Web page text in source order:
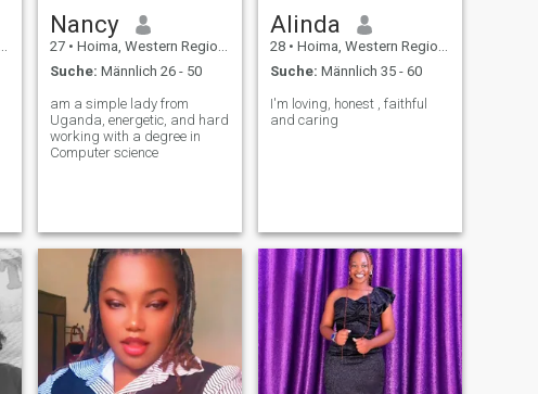
Beziehung Video-Anruf ist ein
Muss bin nicht in Eile der Ehe
Ich muss nur wissen,
Nancy
27 • Hoima, Western Region, Uganda
Suche: Männlich 26 - 50
am a simple lady from
Uganda, energetic, and hard
working with a degree in
Computer science
Alinda
28 • Hoima, Western Region, Uganda
Suche: Männlich 35 - 60
I'm loving, honest , faithful
and caring